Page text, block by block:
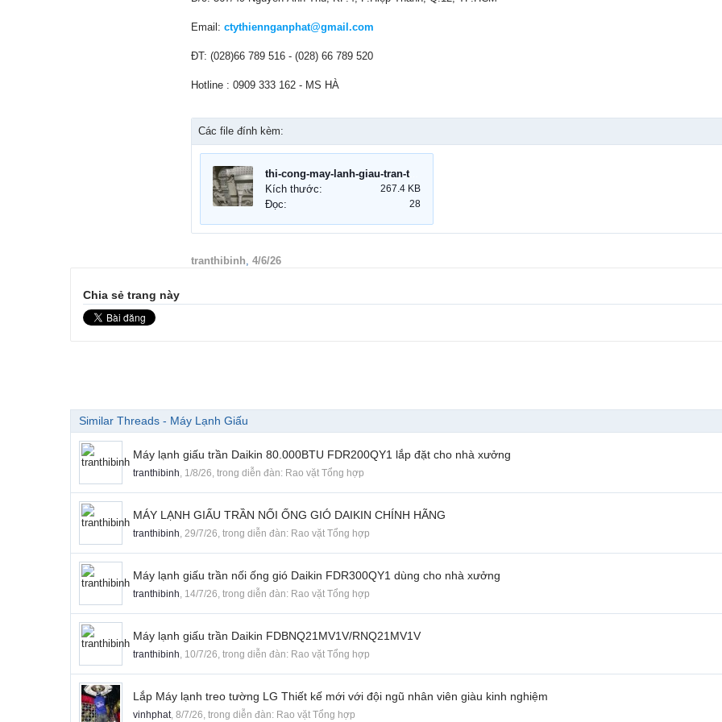
Email: ctythiennganphat@gmail.com
ĐT: (028)66 789 516 - (028) 66 789 520
Hotline : 0909 333 162 - MS HÀ
Các file đính kèm:
Kích thước: 267.4 KB
Đọc: 28
tranthibinh, 4/6/26
Chia sẻ trang này
Similar Threads - Máy Lạnh Giấu
Máy lạnh giấu trần Daikin 80.000BTU FDR200QY1 lắp đặt cho nhà xưởng
tranthibinh, 1/8/26, trong diễn đàn: Rao vặt Tổng hợp
MÁY LẠNH GIẤU TRẦN NỐI ỐNG GIÓ DAIKIN CHÍNH HÃNG
tranthibinh, 29/7/26, trong diễn đàn: Rao vặt Tổng hợp
Máy lạnh giấu trần nối ống gió Daikin FDR300QY1 dùng cho nhà xưởng
tranthibinh, 14/7/26, trong diễn đàn: Rao vặt Tổng hợp
Máy lạnh giấu trần Daikin FDBNQ21MV1V/RNQ21MV1V
tranthibinh, 10/7/26, trong diễn đàn: Rao vặt Tổng hợp
Lắp Máy lạnh treo tường LG Thiết kế mới với đội ngũ nhân viên giàu kinh nghiệm
vinhphat, 8/7/26, trong diễn đàn: Rao vặt Tổng hợp